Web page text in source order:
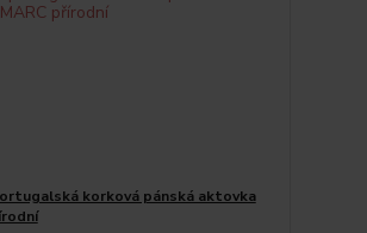
korková pánská aktovka